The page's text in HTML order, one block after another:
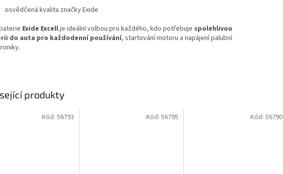
produkty
Kód: 56793 Kód: 56795 Kód:56790
osvědčená kvalita značky Exide
Exide Excellje ideální volbou pro každého, kdo potřebuje spolehlivou
do auta pro každodenní používání, startování motoru a napájení palubní